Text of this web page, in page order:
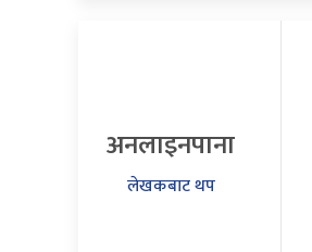
अनलाइनपाना
लेखकबाट थप